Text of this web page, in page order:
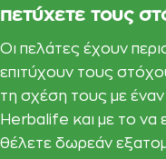
πετύχετε τους
Οι πελάτες έχουν
επιτύχουν τους
τη σχέση τους με
Herbalife και με το να
θέλετε δωρεάν